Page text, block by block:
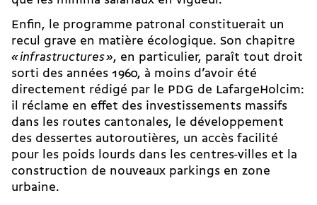
Enfin, le programme patronal constituerait un
recul grave en matière écologique. Son chapitre
«infrastructures», en particulier, paraît tout droit
sorti des années 1960, à moins d’avoir été
directement rédigé par le PDG de LafargeHolcim:
il réclame en effet des investissements massifs
dans les routes cantonales, le développement
des dessertes autoroutières, un accès facilité
pour les poids lourds dans les centres-villes et la
construction de nouveaux parkings en zone
urbaine.